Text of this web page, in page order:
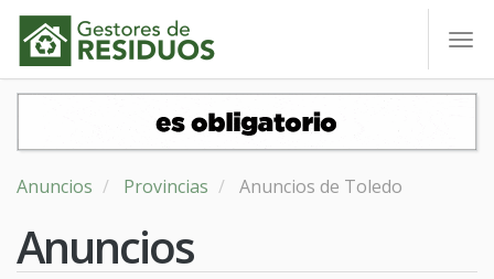
Anuncios Provincias Anuncios de Toledo
Anuncios